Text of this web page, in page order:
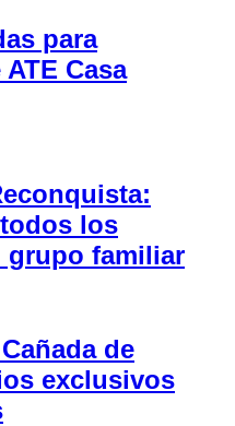
para
Casa
los
grupo familiar
de
exclusivos